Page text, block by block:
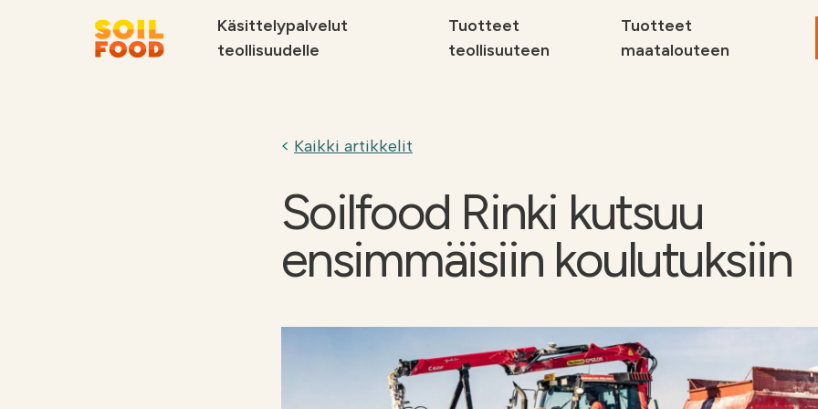
Käsittelypalvelut
teollisuudelle
Tuotteet
teollisuuteen
Tuotteet
maatalouteen
Palvelut
metsäteollisuudelle
Ota yhteyttä
Miksi
Ota
Kaikki artikkelit
Soilfood Rinki kutsuu
ensimmäisiin koulutuksiin